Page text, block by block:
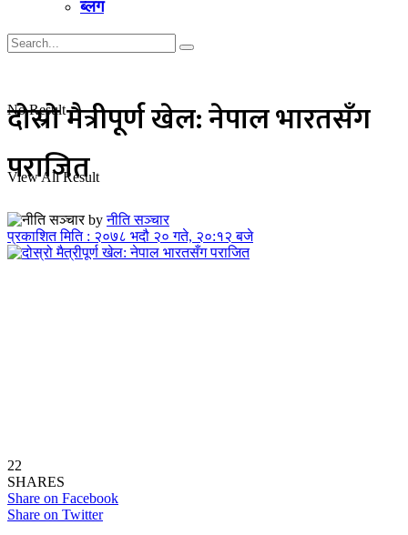
ब्लग
No Result
View All Result
दोस्रो मैत्रीपूर्ण खेल: नेपाल भारतसँग
पराजित
by नीति सञ्चार
प्रकाशित मिति : २०७८ भदौ २० गते, २०:१२ बजे
22
SHARES
Share on Facebook
Share on Twitter